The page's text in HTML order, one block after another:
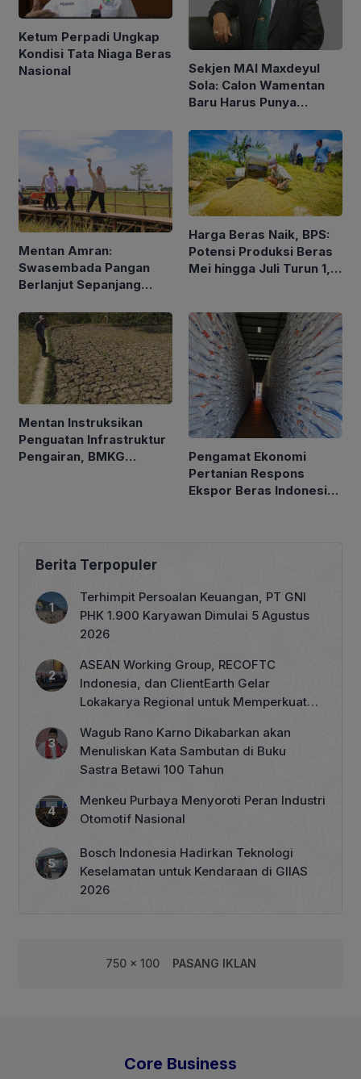
Ketum Perpadi Ungkap
Kondisi Tata Niaga Beras
Nasional
Sekjen MAI Maxdeyul
Sola: Calon Wamentan
Baru Harus Punya
Holistik
Mentan Amran:
Swasembada Pangan
Berlanjut Sepanjang
Harga Beras Naik, BPS:
Potensi Produksi Beras
Mei hingga Juli Turun 1,16
Mentan Instruksikan
Penguatan Infrastruktur
Pengairan, BMKG
Pengamat Ekonomi
Pertanian Respons
Ekspor Beras Indonesia
Berita Terpopuler
Terhimpit Persoalan Keuangan, PT GNI
PHK 1.900 Karyawan Dimulai 5 Agustus
2026
ASEAN Working Group, RECOFTC
Indonesia, dan ClientEarth Gelar
Lokakarya Regional untuk Memperkuat
Wagub Rano Karno Dikabarkan akan
Menuliskan Kata Sambutan di Buku
Sastra Betawi 100 Tahun
Menkeu Purbaya Menyoroti Peran Industri
Otomotif Nasional
Bosch Indonesia Hadirkan Teknologi
Keselamatan untuk Kendaraan di GIIAS
2026
750 x 100 PASANG IKLAN
Core Business